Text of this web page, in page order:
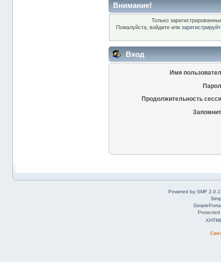
Внимание!
Только
Пожалуйста, войдите или
Вход
Имя
Продолжительность
Powered by SMF